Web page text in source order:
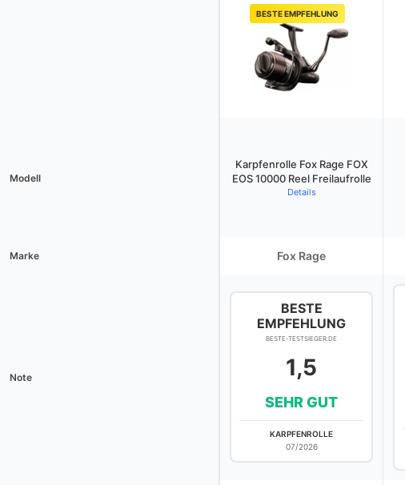
BESTE EMPFEHLUNG
Modell
Karpfenrolle Fox Rage FOX
EOS 10000 Reel Freilaufrolle
Details
Marke Fox Rage
Note
BESTE
EMPFEHLUNG
BESTE-TESTSIEGER.DE
1,5
SEHR GUT
KARPFENROLLE
07/2026